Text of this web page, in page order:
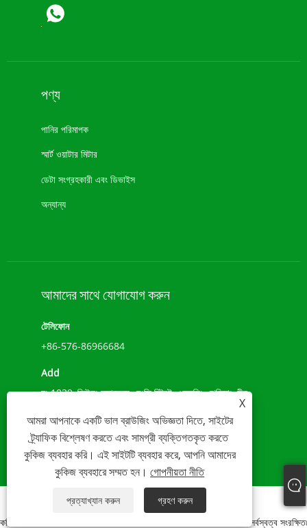
পণ্য
পানির পরিমাপক
স্মার্ট ওয়াটার মিটার
ডেটা সংগ্রহকারী এবং ডিভাইস
অন্যান্য
আমাদের সাথে যোগাযোগ করুন
টেলিফোন
+86-576-86966684
Add
নং 1039, জিউলং অ্যাভেন্যু, চেংক্সি স্ট্রিট, ওয়েনলিং, ঝেজিয়াং, চীন
ই-মেইল
sales@younio.com
Links Sitemap RSS XML গোপনীয়তা নীতি
কপিরাইট 2020 WENLING YOUNIO WATER METER CO., LTD সর্বস্বত্ব সংরক্ষিত৷
X
আমরা আপনাকে একটি ভাল ব্রাউজিং অভিজ্ঞতা দিতে, সাইটের
ট্র্যাফিক বিশ্লেষণ করতে এবং সামগ্রী ব্যক্তিগতকৃত করতে
কুকিজ ব্যবহার করি। এই সাইটটি ব্যবহার করে, আপনি আমাদের
কুকিজ ব্যবহারে সম্মত হন।গোপনীয়তা নীতি
প্রত্যাখ্যান করুন গ্রহণ করুন